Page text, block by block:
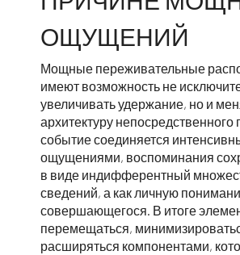
ОЩУЩЕНИЙ
Мощные переживательные
имеют возможность не
увеличивать удержание, но и
архитектуру непосредственного
событие соединяется
ощущениями, воспоминания
в виде индифферентный
сведений, а как личную
совершающегося. В итоге
перемещаться,
расширяться компонентами,